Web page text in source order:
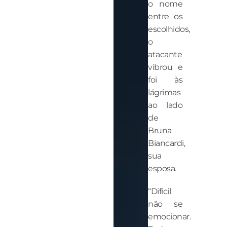
o nome
entre os
escolhidos,
o
atacante
vibrou e
foi às
lágrimas
ao lado
de
Bruna
Biancardi,
sua
esposa.
“Difícil
não se
emocionar.